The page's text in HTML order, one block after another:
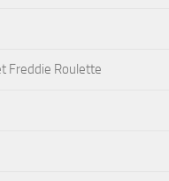
Freddie Roulette